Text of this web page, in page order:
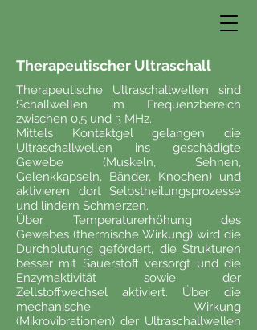
Therapeutischer Ultraschall
Therapeutische Ultraschallwellen sind
Schallwellen im Frequenzbereich
zwischen 0,5 und 3 MHz.
Mittels Kontaktgel gelangen die
Ultraschallwellen ins geschädigte
Gewebe (Muskeln, Sehnen,
Gelenkkapseln, Bänder, Knochen) und
aktivieren dort Selbstheilungsprozesse
und lindern Schmerzen.
Über Temperaturerhöhung des
Gewebes (thermische Wirkung) wird die
Durchblutung gefördert, die Strukturen
besser mit Sauerstoff versorgt und die
Enzymaktivität sowie der
Zellstoffwechsel aktiviert. Über die
mechanische Wirkung
(Mikrovibrationen) der Ultraschallwellen